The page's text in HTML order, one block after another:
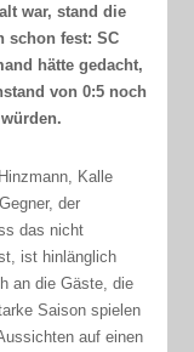
war, stand die
schon fest: SC
hätte gedacht,
von 0:5 noch
Kalle
der
das nicht
ist hinlänglich
an die Gäste, die
Saison spielen
auf einen